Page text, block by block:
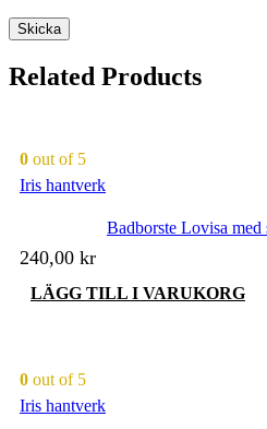
Related Products
0 out of 5
Iris hantverk
Badborste Lovisa
240,00 kr
LÄGG TILL I VARUKORG
0 out of 5
Iris hantverk